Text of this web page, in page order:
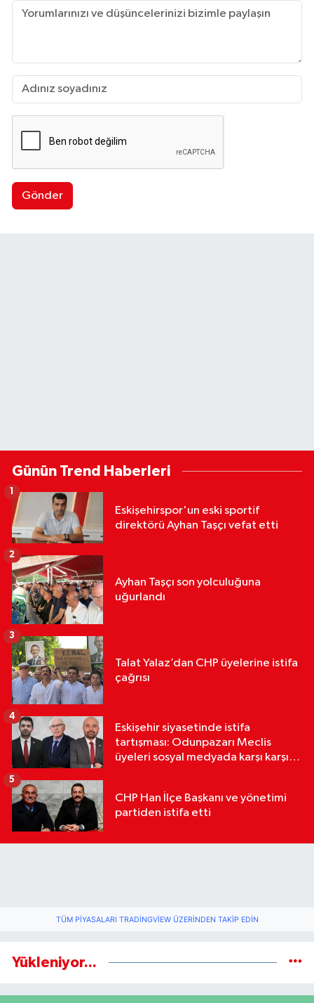
Gönder
Günün Trend Haberleri
Eskişehirspor'un eski sportif
direktörü Ayhan Taşçı vefat etti
Ayhan Taşçı son yolculuğuna
uğurlandı
2
Talat Yalaz’dan CHP üyelerine istifa
çağrısı
3
Eskişehir siyasetinde istifa
tartışması: Odunpazarı Meclis
üyeleri sosyal medyada karşı karşıya
4
CHP Han İlçe Başkanı ve yönetimi
partiden istifa etti
5
TÜM PIYASALARI TRADINGVIEW ÜZERINDEN TAKIP EDIN
Yükleniyor...